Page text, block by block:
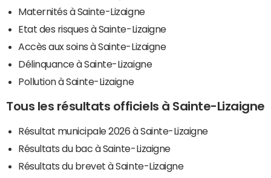
Maternités à Sainte-Lizaigne
Etat des risques à Sainte-Lizaigne
Accès aux soins à Sainte-Lizaigne
Délinquance à Sainte-Lizaigne
Pollution à Sainte-Lizaigne
Tous les résultats officiels à Sainte-Lizaigne
Résultat municipale 2026 à Sainte-Lizaigne
Résultats du bac à Sainte-Lizaigne
Résultats du brevet à Sainte-Lizaigne